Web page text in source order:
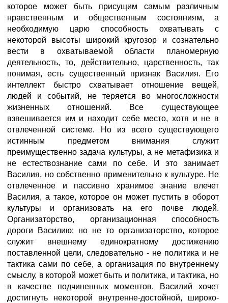
которое может быть присущим самым различным
нравственным и общественным состояниям, а
необходимую царю способность охватывать с
некоторой высоты широкий кругозор и сознательно
вести в охватываемой области планомерную
деятельность, то, действительно, царственность, так
понимая, есть существенный признак Василия. Его
интеллект быстро схватывает отношение вещей,
людей и событий, не теряется во многосложности
жизненных отношений. Все существующее
взвешивается им и находит себе место, хотя и не в
отвлеченной системе. Но из всего существующего
истинным предметом внимания служит
преимущественно задача культуры, а не метафизика и
не естествознание сами по себе. И это занимает
Василия, но собственно применительно к культуре. Не
отвлеченное и пассивно хранимое знание влечет
Василия, а такое, которое он может пустить в оборот
культуры и организовать на его почве людей.
Организаторство, организационная способность
дороги Василию; но не то организаторство, которое
служит внешнему единократному достижению
поставленной цели, следовательно - не политика и не
тактика сами по себе, а организация по внутреннему
смыслу, в которой может быть и политика, и тактика, но
в качестве подчиненных моментов. Василий хочет
достигнуть некоторой внутренне-достойной, широко-